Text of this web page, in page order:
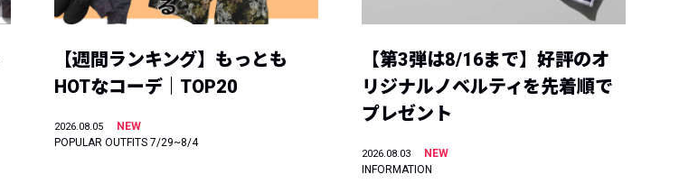
【週間ランキング】もっとも
HOTなコーデ｜TOP20
2026.08.05
NEW
POPULAR OUTFITS 7/29~8/4
【第3弾は8/16まで】好評のオ
リジナルノベルティを先着順で
プレゼント
2026.08.03
NEW
INFORMATION